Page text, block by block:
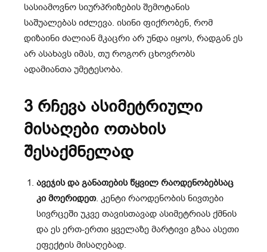
სასიამოვნო სიურპრიზების შემოტანის
საშუალებას იძლევა. ისინი ფიქრობენ, რომ
დიზაინი ძალიან მკაცრი არ უნდა იყოს, რადგან ეს
არ ასახავს იმას, თუ როგორ ცხოვრობს
ადამიანთა უმეტესობა.
3 რჩევა ასიმეტრიული
მისაღები ოთახის
შესაქმნელად
ავეჯის და განათების წყვილ რაოდენობებსაც
კი მოერიდეთ. კენტი რაოდენობის ნივთები
სივრცეში უკვე თავისთავად ასიმეტრიას ქმნის
და ეს ერთ-ერთი ყველაზე მარტივი გზაა ასეთი
ეფექტის მისაღებად.